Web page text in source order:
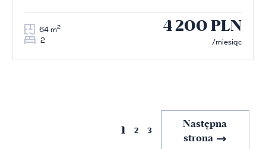
64 m2
2
4 200 PLN
/miesiąc
1 2 3
Następna
strona